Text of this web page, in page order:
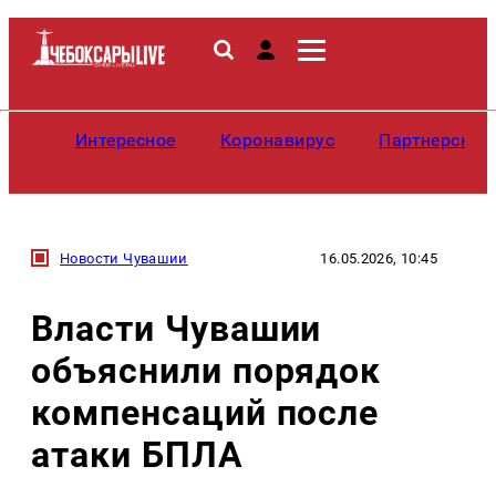
Интересное Коронавирус
Новости Чувашии 16.05.2026, 10:45
Власти Чувашии
объяснили порядок
компенсаций после
атаки БПЛА